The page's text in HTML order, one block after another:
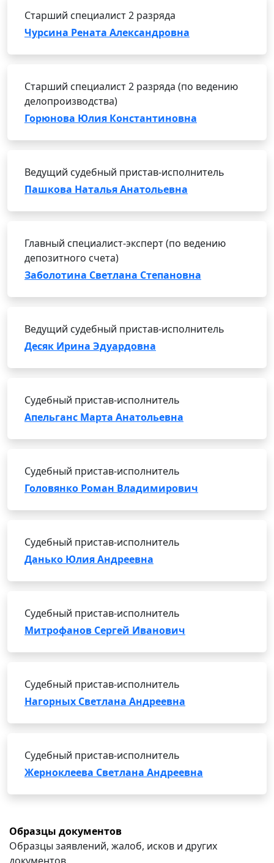
Старший специалист 2 разряда
Чурсина Рената Александровна
Старший специалист 2 разряда (по ведению
делопроизводства)
Горюнова Юлия Константиновна
Ведущий судебный пристав-исполнитель
Пашкова Наталья Анатольевна
Главный специалист-эксперт (по ведению
депозитного счета)
Заболотина Светлана Степановна
Ведущий судебный пристав-исполнитель
Десяк Ирина Эдуардовна
Судебный пристав-исполнитель
Апельганс Марта Анатольевна
Судебный пристав-исполнитель
Головянко Роман Владимирович
Судебный пристав-исполнитель
Данько Юлия Андреевна
Судебный пристав-исполнитель
Митрофанов Сергей Иванович
Судебный пристав-исполнитель
Нагорных Светлана Андреевна
Судебный пристав-исполнитель
Жерноклеева Светлана Андреевна
Образцы документов
Образцы заявлений, жалоб, исков и других